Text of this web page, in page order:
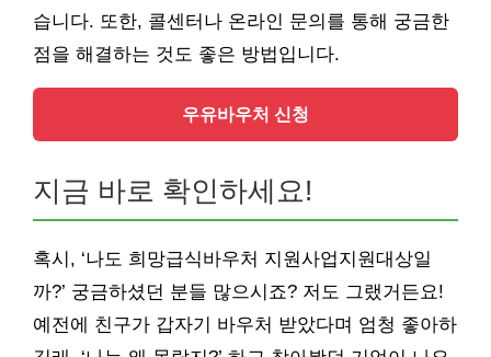
습니다. 또한, 콜센터나 온라인 문의를 통해 궁금한
점을 해결하는 것도 좋은 방법입니다.
우유바우처 신청
지금 바로 확인하세요!
혹시, ‘나도 희망급식바우처 지원사업지원대상일
까?’ 궁금하셨던 분들 많으시죠? 저도 그랬거든요!
예전에 친구가 갑자기 바우처 받았다며 엄청 좋아하